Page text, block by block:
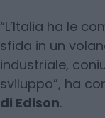
“L’Italia ha le
sfida in un
industriale,
sviluppo”, ha
di Edison.